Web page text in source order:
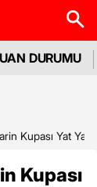
DURUMU
Kupası Yat
Kupası